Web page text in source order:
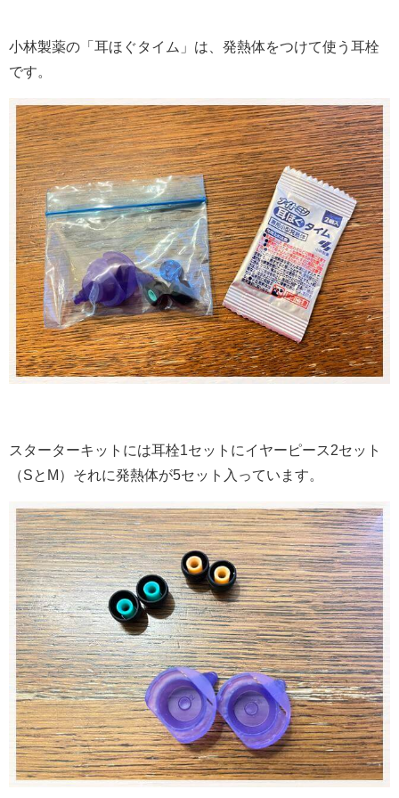
小林製薬の「耳ほぐタイム」は、発熱体をつけて使う耳栓
です。
スターターキットには耳栓1セットにイヤーピース2セット
（SとM）それに発熱体が5セット入っています。